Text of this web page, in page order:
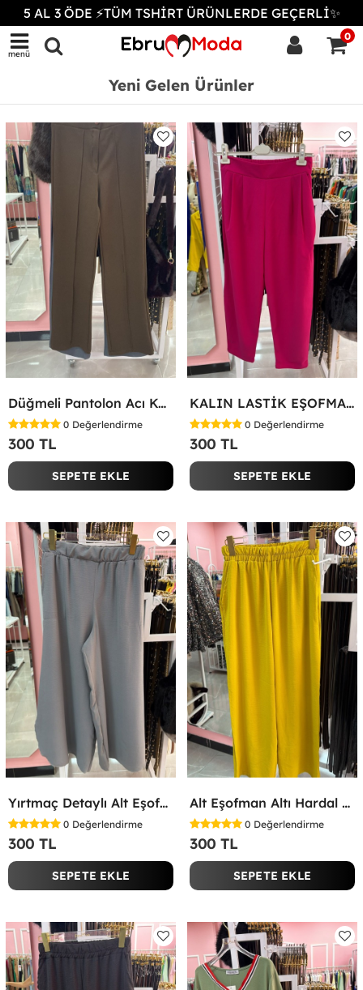
5 AL 3 ÖDE ⚡TÜM TSHİRT ÜRÜNLERDE GEÇERLİ✨
menü
0
Yeni Gelen Ürünler
Düğmeli Pantolon Acı Kahve
0 Değerlendirme
300 TL
SEPETE EKLE
KALIN LASTİK EŞOFMAN ALTI Fuşya
0 Değerlendirme
300 TL
SEPETE EKLE
Yırtmaç Detaylı Alt Eşofman Altı Gri
0 Değerlendirme
300 TL
SEPETE EKLE
Alt Eşofman Altı Hardal Sarısı
0 Değerlendirme
300 TL
SEPETE EKLE